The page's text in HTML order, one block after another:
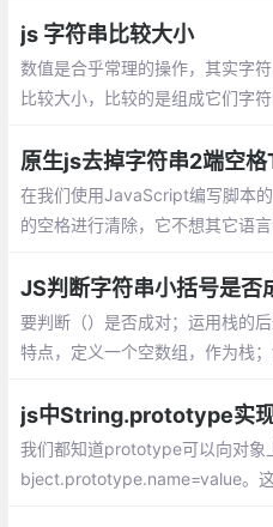
js 字符串比较大小
数值是合乎常理的操作，其实字
比较大小，比较的是组成它们字
原生js去掉字符串2端空
在我们使用JavaScript编写脚本
的空格进行清除，它不想其它语
法，我们可以直接使用。
要判断（）是否成对；运用栈的
特点，定义一个空数组，作为栈
数组最顶端，push方法，记录发
号；
我们都知道prototype可以向对象
bject.prototype.name=value。